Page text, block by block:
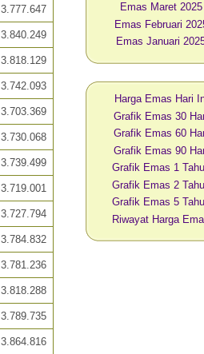
3.777.647
3.840.249
3.818.129
3.742.093
3.703.369
3.730.068
3.739.499
3.719.001
3.727.794
3.784.832
3.781.236
3.818.288
3.789.735
3.864.816
Emas Maret
Emas Februari
Emas Januari
Harga Emas Hari
Grafik Emas 30
Grafik Emas 60
Grafik Emas 90
Grafik Emas 1
Grafik Emas 2
Grafik Emas 5
Riwayat Harga